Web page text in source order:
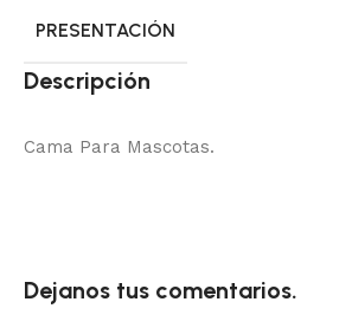
PRESENTACIÓN
Descripción
Cama Para Mascotas.
Dejanos tus comentarios.